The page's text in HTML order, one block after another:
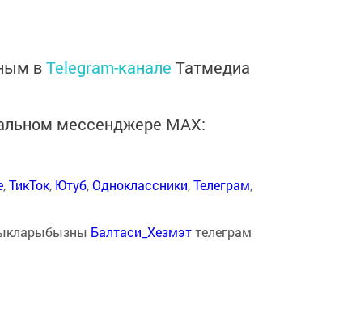
вTelegram-канале Татмедиа
мессенджере MАХ:
,ТикТок, Ютуб,Одноклассники,Телеграм,
Балтаси_Хезмэттелеграм